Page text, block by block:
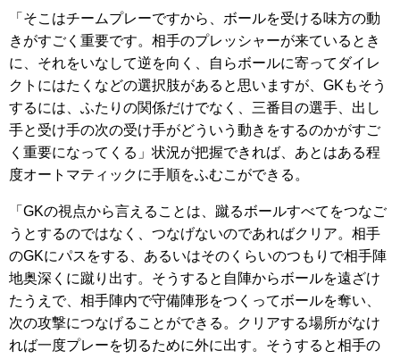
「そこはチームプレーですから、ボールを受ける味方の動
きがすごく重要です。相手のプレッシャーが来ているとき
に、それをいなして逆を向く、自らボールに寄ってダイレ
クトにはたくなどの選択肢があると思いますが、GKもそう
するには、ふたりの関係だけでなく、三番目の選手、出し
手と受け手の次の受け手がどういう動きをするのかがすご
く重要になってくる」状況が把握できれば、あとはある程
度オートマティックに手順をふむこができる。
「GKの視点から言えることは、蹴るボールすべてをつなご
うとするのではなく、つなげないのであればクリア。相手
のGKにパスをする、あるいはそのくらいのつもりで相手陣
地奥深くに蹴り出す。そうすると自陣からボールを遠ざけ
たうえで、相手陣内で守備陣形をつくってボールを奪い、
次の攻撃につなげることができる。クリアする場所がなけ
れば一度プレーを切るために外に出す。そうすると相手の